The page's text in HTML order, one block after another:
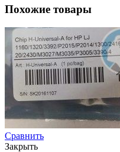
Похожие товары
Сравнить
Закрыть